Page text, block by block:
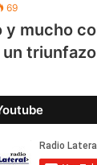
69
y mucho